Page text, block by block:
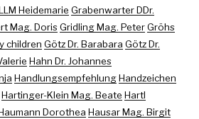
Heidemarie Grabenwarter DDr.
Mag. DorisGridling Mag. PeterGröhs
children Götz Dr. Barabara Götz Dr.
Hahn Dr. Johannes
HandlungsempfehlungHandzeichen
Hartinger-Klein Mag. Beate Hartl
Dorothea Hausar Mag. Birgit